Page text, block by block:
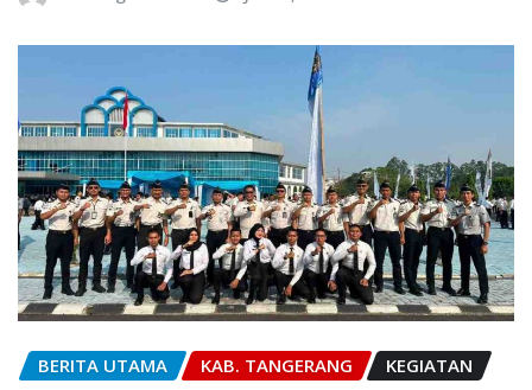
BERITA UTAMA KAB. TANGERANG KEGIATAN